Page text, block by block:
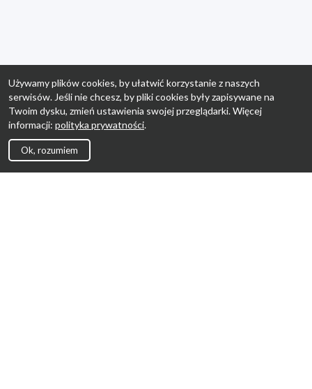
Używamy plików cookies, by ułatwić korzystanie z naszych
serwisów. Jeśli nie chcesz, by pliki cookies były zapisywane na
Twoim dysku, zmień ustawienia swojej przeglądarki. Więcej
informacji: polityka prywatności.
Ok, rozumiem